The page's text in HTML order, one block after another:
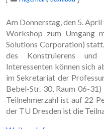
Am Donnerstag, den 5.
Workshop zum Umgang
Solutions Corporation)
des Konstruierens
Interessenten können sich
im Sekretariat der
Bebel-Str. 30, Raum 06-
Teilnehmerzahl ist auf 22
der TU Dresden ist die